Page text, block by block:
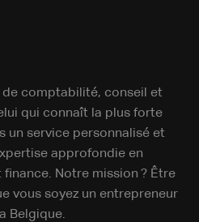
de comptabilité, conseil et
qui connaît la plus forte
un service personnalisé et
approfondie en
Notre mission ? Être
vous soyez un entrepreneur
Belgique.